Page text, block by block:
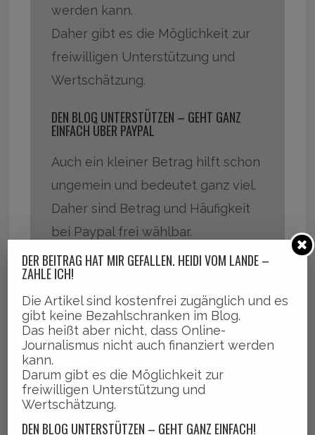
werden kann.
Daher gibt es die Möglichkeit zur
freiwilligen Unterstützung und
Wertschätzung.
DEN BLOG UNTERSTÜTZEN – GEHT GANZ
EINFACH ÜBER PAYPAL
Auch ein kleiner Betrag hilft schon
ungemein und bedeutet ganz viel.
Daher sind Betrag und Häufigkeit
bei Paypal frei wählbar.
Ein riesiges Dankeschön sagt
HEIDI VOM LANDE
♡ Ja, ich will
Bergedorfer Stadtfest
DER BEITRAG HAT MIR GEFALLEN. HEIDI VOM LANDE –
ZAHLE ICH!
Die Artikel sind kostenfrei zugänglich und es
gibt keine Bezahlschranken im Blog.
Das heißt aber nicht, dass Online-
Journalismus nicht auch finanziert werden
kann.
Darum gibt es die Möglichkeit zur
freiwilligen Unterstützung und
Wertschätzung.
DEN BLOG UNTERSTÜTZEN – GEHT GANZ EINFACH!